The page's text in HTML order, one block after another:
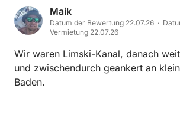
Maik
Datum der Bewertung 22.07.26 ·
Vermietung 22.07.26
Wir waren Limski-Kanal, danach
und zwischendurch geankert an
Baden.